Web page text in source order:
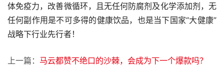
体免疫力，改善微循环，且无任何防腐剂及化学添加剂，无
任何副作用是不可多得的健康饮品，也是当下国家“大健康”
战略下行业先行者！
上一篇： 马云都赞不绝口的沙棘，会成为下一个爆款吗？